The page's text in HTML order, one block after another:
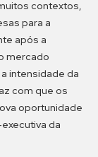
contextos,
para a
após a
mercado
intensidade da
com que os
oportunidade
da